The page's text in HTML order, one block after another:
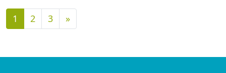
1 2 3 »Nächste